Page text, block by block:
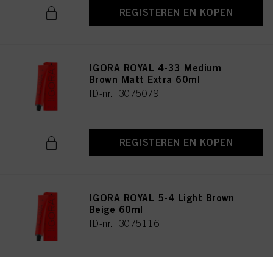
REGISTEREN EN KOPEN
IGORA ROYAL 4-33 Medium
Brown Matt Extra 60ml
ID-nr. 3075079
REGISTEREN EN KOPEN
IGORA ROYAL 5-4 Light Brown
Beige 60ml
ID-nr. 3075116